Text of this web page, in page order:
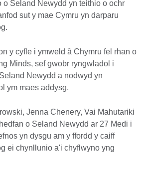
o Seland Newydd yn teithio o ochr
sut y mae Cymru yn darparu
y cyfle i ymweld â Chymru fel rhan o
Minds, sef gwobr ryngwladol i
Newydd a nodwyd yn
ym maes addysg.
Jenna Chenery, Vai Mahutariki
o Seland Newydd ar 27 Medi i
yn dysgu am y ffordd y caiff
ei chynllunio a'i chyflwyno yng